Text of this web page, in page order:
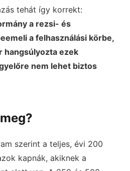
tehát így korrekt:
a rezsi- és
a felhasználási körbe,
hangsúlyozta ezek
nem lehet biztos
szerint a teljes, évi 200
kapnák, akiknek a